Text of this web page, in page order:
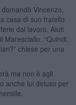
Vincenzo,
casa di suo fratello
dal lavoro. Aiuti
“Quindi,
chiese per una
ma non è agli
anche lui deluso per